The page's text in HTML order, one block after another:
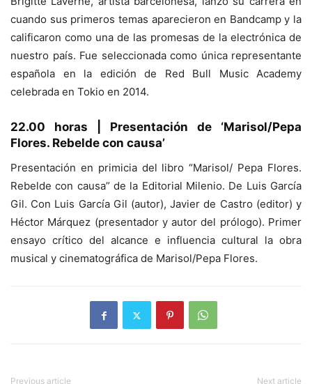
cuando sus primeros temas aparecieron en Bandcamp y la
calificaron como una de las promesas de la electrónica de
nuestro país. Fue seleccionada como única representante
española en la edición de Red Bull Music Academy
celebrada en Tokio en 2014.
22.00 horas | Presentación de ‘Marisol/Pepa
Flores. Rebelde con causa’
Presentación en primicia del libro “Marisol/ Pepa Flores.
Rebelde con causa” de la Editorial Milenio. De Luis García
Gil. Con Luis García Gil (autor), Javier de Castro (editor) y
Héctor Márquez (presentador y autor del prólogo). Primer
ensayo crítico del alcance e influencia cultural la obra
musical y cinematográfica de Marisol/Pepa Flores.
Previous article Next article